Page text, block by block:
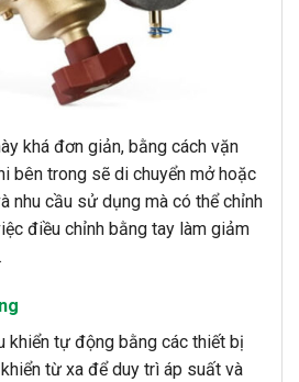
khá đơn giản, bằng cách vặn
bên trong sẽ di chuyển mở hoặc
nhu cầu sử dụng mà có thể chỉnh
điều chỉnh bằng tay làm giảm
khiển tự động bằng các thiết bị
từ xa để duy trì áp suất và